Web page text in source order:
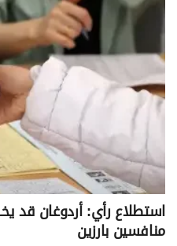
استطلاع رأي: أردوغان قد
منافسين بارزين